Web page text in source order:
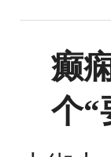
癫
个“